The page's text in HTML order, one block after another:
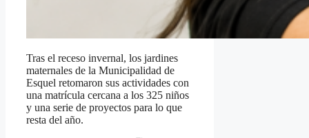
Tras el receso invernal, los jardines
maternales de la Municipalidad de
Esquel retomaron sus actividades con
una matrícula cercana a los 325 niños
y una serie de proyectos para lo que
resta del año.